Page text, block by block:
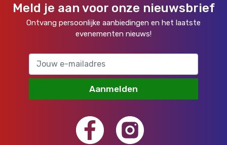
Meld je aan voor onze nieuwsbrief
Ontvang persoonlijke aanbiedingen en het laatste
evenementen nieuws!
Aanmelden